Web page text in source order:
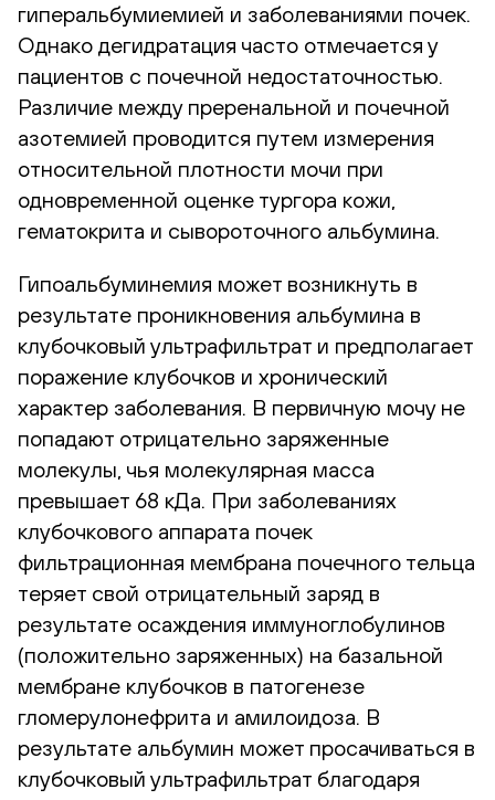
гиперальбумиемией и заболеваниями почек.
Однако дегидратация часто отмечается у
пациентов с почечной недостаточностью.
Различие между преренальной и почечной
азотемией проводится путем измерения
относительной плотности мочи при
одновременной оценке тургора кожи,
гематокрита и сывороточного альбумина.
Гипоальбуминемия может возникнуть в
результате проникновения альбумина в
клубочковый ультрафильтрат и предполагает
поражение клубочков и хронический
характер заболевания. В первичную мочу не
попадают отрицательно заряженные
молекулы, чья молекулярная масса
превышает 68 кДа. При заболеваниях
клубочкового аппарата почек
фильтрационная мембрана почечного тельца
теряет свой отрицательный заряд в
результате осаждения иммуноглобулинов
(положительно заряженных) на базальной
мембране клубочков в патогенезе
гломерулонефрита и амилоидоза. В
результате альбумин может просачиваться в
клубочковый ультрафильтрат благодаря